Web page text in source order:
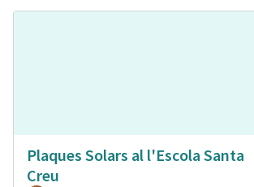
Plaques Solars al l'Escola Santa
Creu